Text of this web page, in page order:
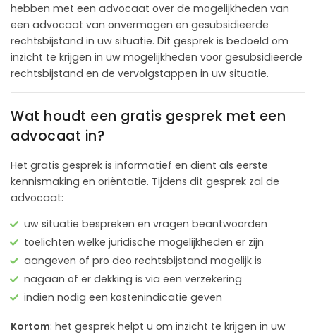
hebben met een advocaat over de mogelijkheden van
een advocaat van onvermogen en gesubsidieerde
rechtsbijstand in uw situatie. Dit gesprek is bedoeld om
inzicht te krijgen in uw mogelijkheden voor gesubsidieerde
rechtsbijstand en de vervolgstappen in uw situatie.
Wat houdt een gratis gesprek met een
advocaat in?
Het gratis gesprek is informatief en dient als eerste
kennismaking en oriëntatie. Tijdens dit gesprek zal de
advocaat:
uw situatie bespreken en vragen beantwoorden
toelichten welke juridische mogelijkheden er zijn
aangeven of pro deo rechtsbijstand mogelijk is
nagaan of er dekking is via een verzekering
indien nodig een kostenindicatie geven
Kortom: het gesprek helpt u om inzicht te krijgen in uw